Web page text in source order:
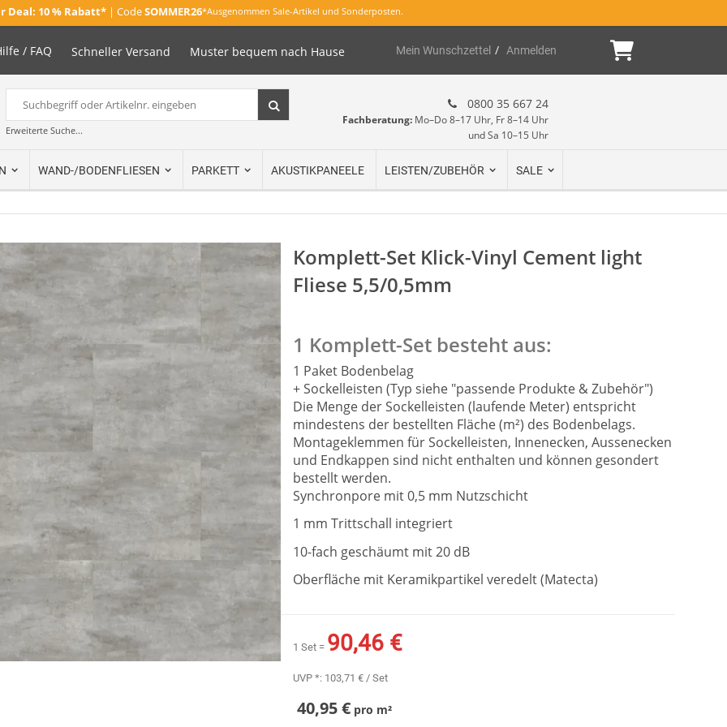
Deal: 10 % Rabatt*| CodeSOMMER26*Ausgenommen Sale-Artikel und Sonderposten.
/ FAQ Schneller Versand Muster bequem nach Hause Mein
Mein Wunschzettel Anmelden
Suche
Suche
Erweiterte Suche...
0800 35 667 24
Fachberatung: Mo–Do 8–17 Uhr, Fr 8–14 Uhr
und Sa 10–15 Uhr
WAND-/BODENFLIESEN PARKETT AKUSTIKPANEELE LEISTEN/ZUBEHÖR SALE
Komplett-Set Klick-Vinyl Cement light
Fliese 5,5/0,5mm
1 Komplett-Set besteht aus:
1 Paket Bodenbelag
+ Sockelleisten (Typ siehe "passende Produkte & Zubehör")
Die Menge der Sockelleisten (laufende Meter) entspricht
mindestens der bestellten Fläche (m²) des Bodenbelags.
Montageklemmen für Sockelleisten, Innenecken, Aussenecken
und Endkappen sind nicht enthalten und können gesondert
bestellt werden.
Synchronpore mit 0,5 mm Nutzschicht
1 mm Trittschall integriert
10-fach geschäumt mit 20 dB
Oberfläche mit Keramikpartikel veredelt (Matecta)
1 Set = 90,46 €
UVP *: 103,71 €/ Set
40,95 €pro m²